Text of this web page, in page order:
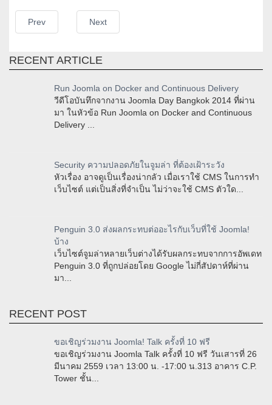
Prev Next
RECENT ARTICLE
Run Joomla on Docker and Continuous Delivery
วีดีโอบันทึกจากงาน Joomla Day Bangkok 2014 ที่ผ่าน
มา ในหัวข้อ Run Joomla on Docker and Continuous
Delivery ...
Security ความปลอดภัยในจูมล่า ที่ต้องเฝ้าระวัง
หัวเรื่อง อาจดูเป็นเรื่องน่ากลัว เมื่อเราใช้ CMS ในการทำ
เว็บไซต์ แต่เป็นสิ่งที่จำเป็น ไม่ว่าจะใช้ CMS ตัวใด...
Penguin 3.0 ส่งผลกระทบต่ออะไรกับเว็บที่ใช้ Joomla!
บ้าง
เว็บไซต์จูมล่าหลายเว็บต่างได้รับผลกระทบจากการอัพเดท
Penguin 3.0 ที่ถูกปล่อยโดย Google ไม่กี่สัปดาห์ที่ผ่าน
มา...
RECENT POST
ขอเชิญร่วมงาน Joomla! Talk ครั้งที่ 10 ฟรี
ขอเชิญร่วมงาน Joomla Talk ครั้งที่ 10 ฟรี วันเสารที่ 26
มีนาคม 2559 เวลา 13:00 น. -17:00 น.313 อาคาร C.P.
Tower ชั้น...